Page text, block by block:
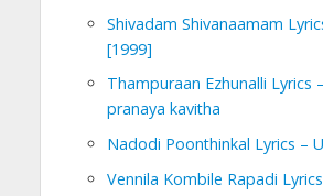
Shivadam Shivanaamam
[1999]
Thampuraan Ezhunalli Lyrics
pranaya kavitha
Nadodi Poonthinkal Lyrics –
Vennila Kombile Rapadi